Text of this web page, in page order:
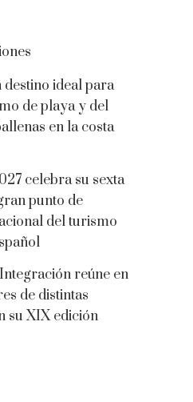
ideal para
de playa y del
en la costa
celebra su sexta
punto de
del turismo
reúne en
de distintas
su XIX edición